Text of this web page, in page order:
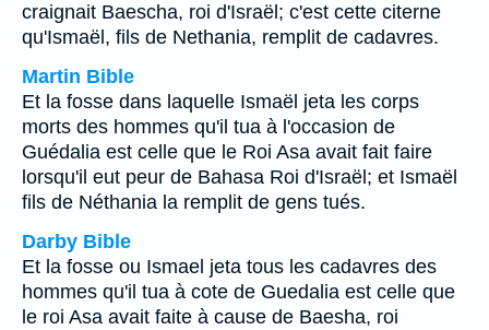
craignait Baescha, roi d'Israël; c'est cette citerne
qu'Ismaël, fils de Nethania, remplit de cadavres.
Martin Bible
Et la fosse dans laquelle Ismaël jeta les corps
morts des hommes qu'il tua à l'occasion de
Guédalia est celle que le Roi Asa avait fait faire
lorsqu'il eut peur de Bahasa Roi d'Israël; et Ismaël
fils de Néthania la remplit de gens tués.
Darby Bible
Et la fosse ou Ismael jeta tous les cadavres des
hommes qu'il tua à cote de Guedalia est celle que
le roi Asa avait faite à cause de Baesha, roi